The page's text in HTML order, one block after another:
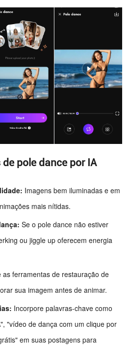
pole dance por IA
Imagens bem iluminadas e em
mais nítidas.
Se o pole dance não estiver
ou jiggle up oferecem energia
as ferramentas de restauração de
sua imagem antes de animar.
Incorpore palavras-chave como
"vídeo de dança com um clique por
em suas postagens para